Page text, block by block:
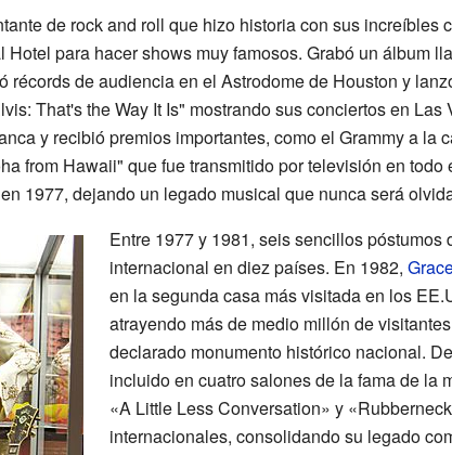
de rock and roll que hizo historia con sus increíbles
para hacer shows muy famosos. Grabó un álbum
récords de audiencia en el Astrodome de Houston y
That's the Way It Is" mostrando sus conciertos en Las
y recibió premios importantes, como el Grammy a la
from Hawaii" que fue transmitido por televisión en
1977, dejando un legado musical que nunca será
Entre 1977 y 1981, seis sencillos
internacional en diez países. En 1982,
en la segunda casa más visitada en los
atrayendo más de medio millón de
declarado monumento histórico nacional.
incluido en cuatro salones de la fama de la
«A Little Less Conversation» y
internacionales, consolidando su legado